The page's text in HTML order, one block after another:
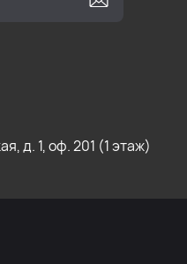
д. 1, оф. 201 (1 этаж)